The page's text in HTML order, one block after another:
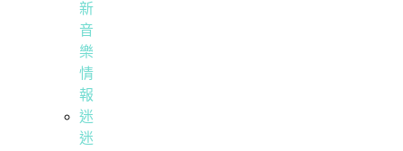
新
音
樂
情
報
迷
迷